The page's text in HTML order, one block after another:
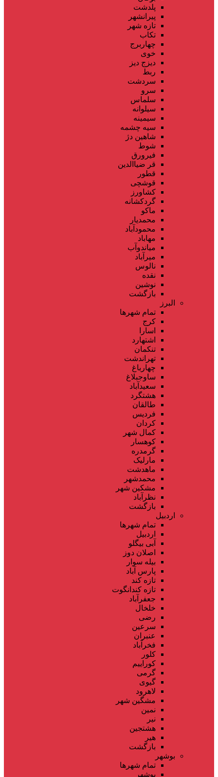
پلدشت
پیرانشهر
تازه شهر
تکاب
چهاربرج
خوی
دیزج دیز
ربط
سردشت
سرو
سلماس
سیلوانه
سیمینه
سیه چشمه
شاهین دژ
شوط
فیرورق
قر ضیاالدین
قطور
قوشچی
کشاورز
گردکشانه
ماکو
محمدیار
محمودآباد
مهاباد
میاندوآب
میرآباد
نالوس
نقده
نوشین
بازگشت
البرز
تمام شهر‌ها
کرج
اسارا
اشتهارد
تنکمان
تهراندشت
چهارباغ
ساوجبلاغ
سعیدآباد
هشتگرد
طالقان
فردیس
کردان
کمال شهر
کوهسار
گرمدره
مارلیک
ماهدشت
محمدشهر
مشکین شهر
نظرآباد
بازگشت
اردبیل
تمام شهر‌ها
اردبیل
آبی بیگلو
اصلان دوز
بیله سوار
پارس آباد
تازه کند
تازه کندانگوت
جعفرآباد
خلخال
رضی
سرعین
عنبران
فخرآباد
کلور
کوراییم
گرمی
گیوی
لاهرود
مشگین شهر
نمین
نیر
هشتجین
هیر
بازگشت
بوشهر
تمام شهر‌ها
بوشهر